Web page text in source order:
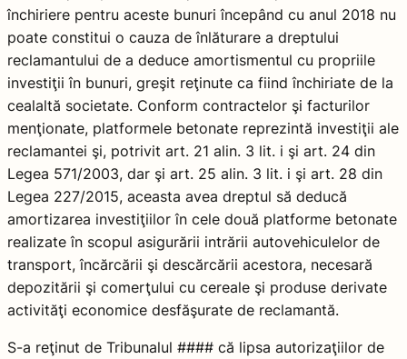
închiriere pentru aceste bunuri începând cu anul 2018 nu
poate constitui o cauza de înlăturare a dreptului
reclamantului de a deduce amortismentul cu propriile
investiţii în bunuri, greşit reţinute ca fiind închiriate de la
cealaltă societate. Conform contractelor şi facturilor
menţionate, platformele betonate reprezintă investiţii ale
reclamantei şi, potrivit art. 21 alin. 3 lit. i şi art. 24 din
Legea 571/2003, dar şi art. 25 alin. 3 lit. i şi art. 28 din
Legea 227/2015, aceasta avea dreptul să deducă
amortizarea investiţiilor în cele două platforme betonate
realizate în scopul asigurării intrării autovehiculelor de
transport, încărcării şi descărcării acestora, necesară
depozitării şi comerţului cu cereale şi produse derivate
activităţi economice desfăşurate de reclamantă.
S-a reţinut de Tribunalul #### că lipsa autorizaţiilor de